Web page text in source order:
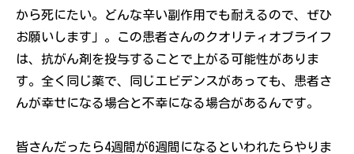
から死にたい。どんな辛い副作用でも耐えるので、ぜひ
お願いします」。この患者さんのクオリティオブライフ
は、抗がん剤を投与することで上がる可能性がありま
す。全く同じ薬で、同じエビデンスがあっても、患者さ
んが幸せになる場合と不幸になる場合があるんです。
皆さんだったら4週間が6週間になるといわれたらやりま